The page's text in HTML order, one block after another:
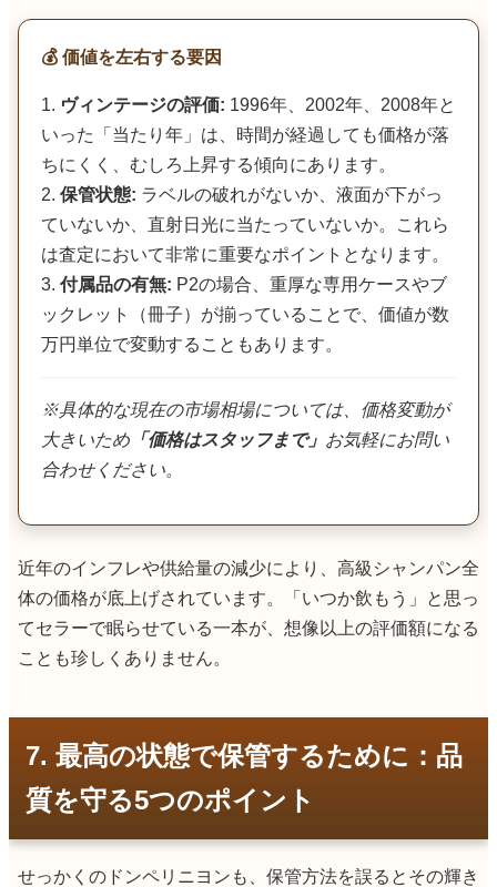
💰 価値を左右する要因
1. ヴィンテージの評価: 1996年、2002年、2008年と
いった「当たり年」は、時間が経過しても価格が落
ちにくく、むしろ上昇する傾向にあります。
2. 保管状態: ラベルの破れがないか、液面が下がっ
ていないか、直射日光に当たっていないか。これら
は査定において非常に重要なポイントとなります。
3. 付属品の有無: P2の場合、重厚な専用ケースやブ
ックレット（冊子）が揃っていることで、価値が数
万円単位で変動することもあります。
※具体的な現在の市場相場については、価格変動が
大きいため 「価格はスタッフまで」 お気軽にお問い
合わせください。
近年のインフレや供給量の減少により、高級シャンパン全
体の価格が底上げされています。「いつか飲もう」と思っ
てセラーで眠らせている一本が、想像以上の評価額になる
ことも珍しくありません。
7. 最高の状態で保管するために：品
質を守る5つのポイント
せっかくのドンペリニヨンも、保管方法を誤るとその輝き